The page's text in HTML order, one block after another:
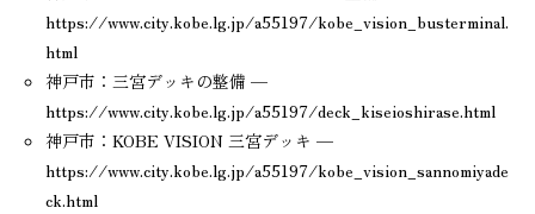
https://www.city.kobe.lg.jp/a55197/kobe_vision_busterminal.
html
神戸市：三宮デッキの整備 —
https://www.city.kobe.lg.jp/a55197/deck_kiseioshirase.html
神戸市：KOBE VISION 三宮デッキ —
https://www.city.kobe.lg.jp/a55197/kobe_vision_sannomiyade
ck.html